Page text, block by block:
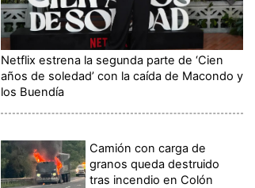
Netflix estrena la segunda parte de ‘Cien
años de soledad’ con la caída de Macondo y
los Buendía
Camión con carga de
granos queda destruido
tras incendio en Colón